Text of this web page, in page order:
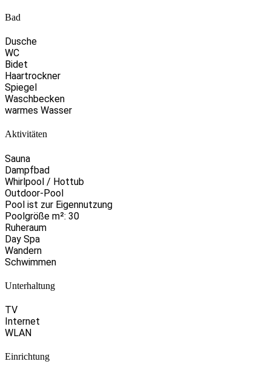
Bad
Dusche
WC
Bidet
Haartrockner
Spiegel
Waschbecken
warmes Wasser
Aktivitäten
Sauna
Dampfbad
Whirlpool / Hottub
Outdoor-Pool
Pool ist zur Eigennutzung
Poolgröße m²: 30
Ruheraum
Day Spa
Wandern
Schwimmen
Unterhaltung
TV
Internet
WLAN
Einrichtung